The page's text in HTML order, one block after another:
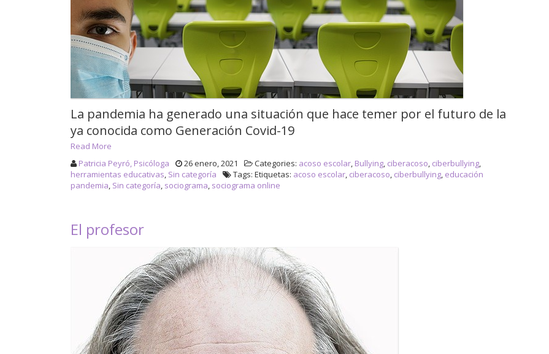
La pandemia ha generado una situación que hace temer por el futuro de la
ya conocida como Generación Covid-19
Read More
Patricia Peyró, Psicóloga
26 enero, 2021 Categories: acoso escolar, Bullying, ciberacoso, ciberbullying,
herramientas educativas, Sin categoría Tags: Etiquetas: acoso escolar, ciberacoso, ciberbullying, educación
pandemia, Sin categoría, sociograma, sociograma online
El profesor